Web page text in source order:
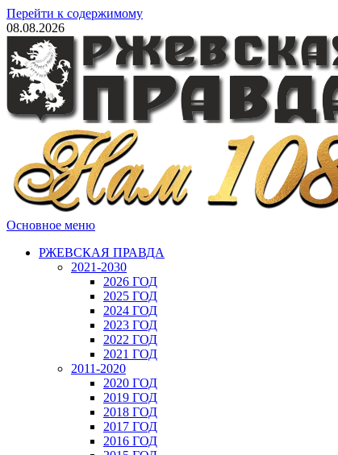
Перейти к содержимому
08.08.2026
Основное меню
РЖЕВСКАЯ ПРАВДА
2021-2030
2026 ГОД
2025 ГОД
2024 ГОД
2023 ГОД
2022 ГОД
2021 ГОД
2011-2020
2020 ГОД
2019 ГОД
2018 ГОД
2017 ГОД
2016 ГОД